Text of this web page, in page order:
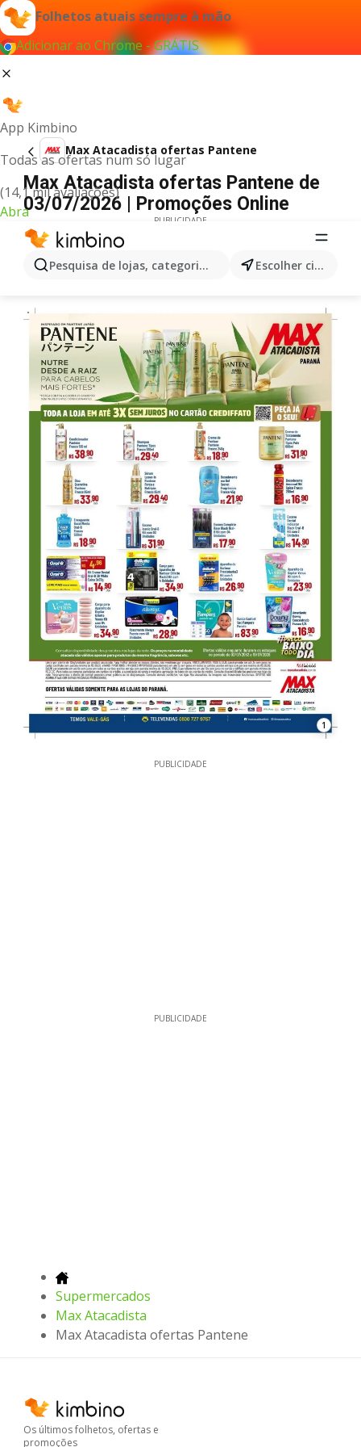
Folhetos atuais sempre à mão
Adicionar ao Chrome - GRÁTIS
App Kimbino
Todas as ofertas num só lugar
(14,1 mil avaliações)
Abra
Pesquisa de lojas, categorias,produtos... Escolher cidade
Max Atacadista ofertas Pantene
Max Atacadista ofertas Pantene de
03/07/2026 | Promoções Online
PUBLICIDADE
1
PUBLICIDADE
PUBLICIDADE
Supermercados
Max Atacadista
Max Atacadista ofertas Pantene
Os últimos folhetos, ofertas e
promoções